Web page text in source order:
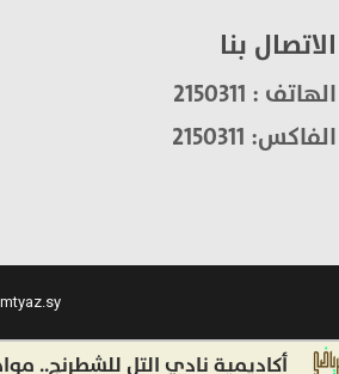
الاتصال بنا
الهاتف : 2150311
الفاكس: 2150311
أكاديمية نادي التل للشطرنج.. مواهب